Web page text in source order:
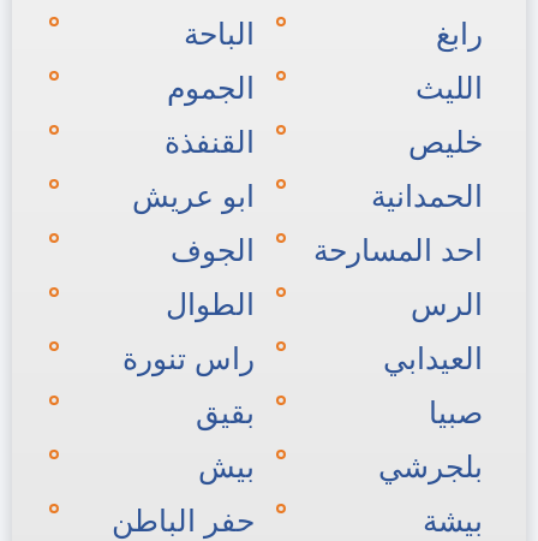
رابغ
الباحة
الليث
الجموم
خليص
القنفذة
الحمدانية
ابو عريش
احد المسارحة
الجوف
الرس
الطوال
العيدابي
راس تنورة
صبيا
بقيق
بلجرشي
بيش
بيشة
حفر الباطن